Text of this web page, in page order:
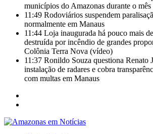
municípios do Amazonas durante o mês
11:49 Rodoviários suspendem
normalmente em Manaus
11:44 Loja inaugurada há pouco mais
destruída por incêndio de grandes
Colônia Terra Nova (vídeo)
11:37 Ronildo Souza questiona Renato
instalação de radares e cobra
com multas em Manaus